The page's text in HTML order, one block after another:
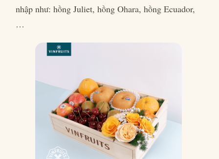
nhập như: hồng Juliet, hồng Ohara, hồng Ecuador,
…